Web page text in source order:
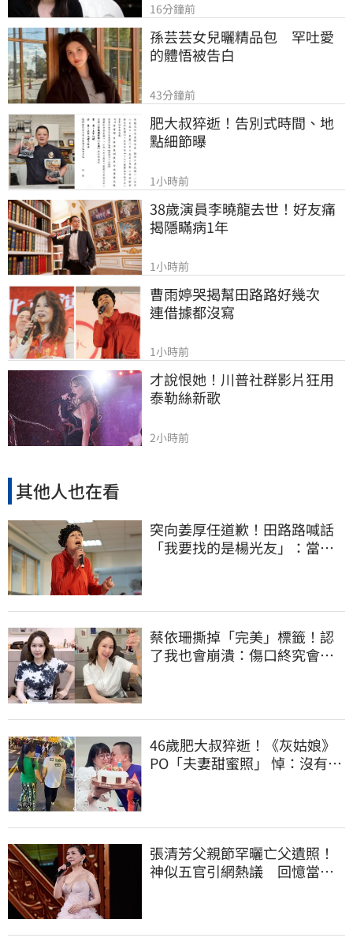
16分鐘前
孫芸芸女兒曬精品包　罕吐愛
的體悟被告白
43分鐘前
肥大叔猝逝！告別式時間、地
點細節曝
1小時前
38歲演員李曉龍去世！好友痛
揭隱瞞病1年
1小時前
曹雨婷哭揭幫田路路好幾次
連借據都沒寫
1小時前
才說恨她！川普社群影片狂用
泰勒絲新歌
2小時前
其他人也在看
突向姜厚任道歉！田路路喊話
「我要找的是楊光友」：當時
蔡依珊撕掉「完美」標籤！認
了我也會崩潰：傷口終究會癒
46歲肥大叔猝逝！《灰姑娘》
PO「夫妻甜蜜照」 悼：沒有病
張清芳父親節罕曬亡父遺照！
神似五官引網熱議 回憶當年